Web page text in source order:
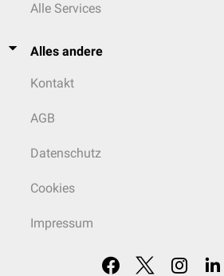
Alle Services
Alles andere
Kontakt
AGB
Datenschutz
Cookies
Impressum